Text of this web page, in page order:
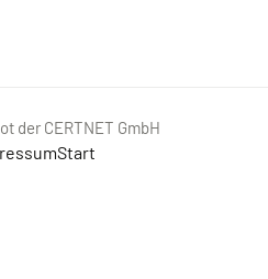
der CERTNET GmbH
Start